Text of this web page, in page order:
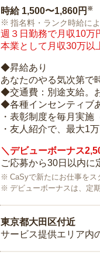
時給 1,500〜1,860円 ※
指名料・ランク時給に
週３日勤務で月収10万
本業として月収30万以
◆昇給あり
あなたのやる気次第で
◆交通費：別途支給。
◆各種インセンティブ
・表彰制度を毎月実施
・友人紹介で、最大1
＼デビューボーナス
ご応募から30日以内に
CaSyで新たにお仕事を
デビューボーナスは、定
東京都大田区付近
サービス提供エリア内